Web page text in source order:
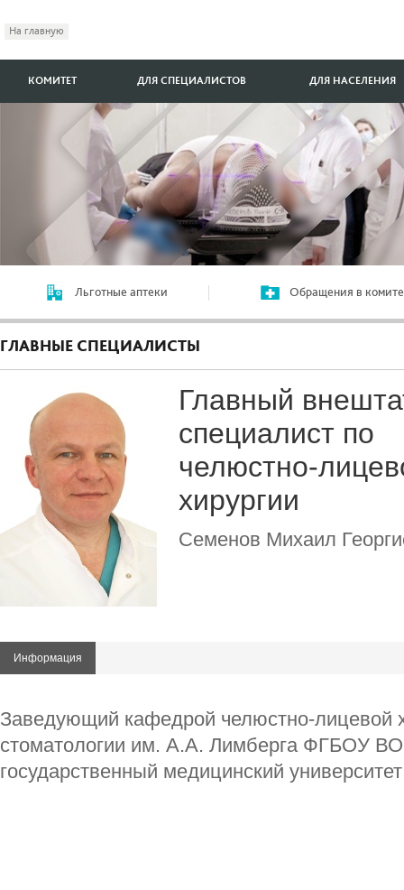
На главную
КОМИТЕТ ДЛЯ СПЕЦИАЛИСТОВ ДЛЯ НАСЕЛЕНИЯ
Льготные аптеки Обращения в
ГЛАВНЫЕ СПЕЦИАЛИСТЫ
Главный
специалист по
челюстно-
хирургии
Семенов Михаил
Информация
Заведующий кафедрой челюстно-лицевой
стоматологии им. А.А. Лимберга ФГБОУ
государственный медицинский